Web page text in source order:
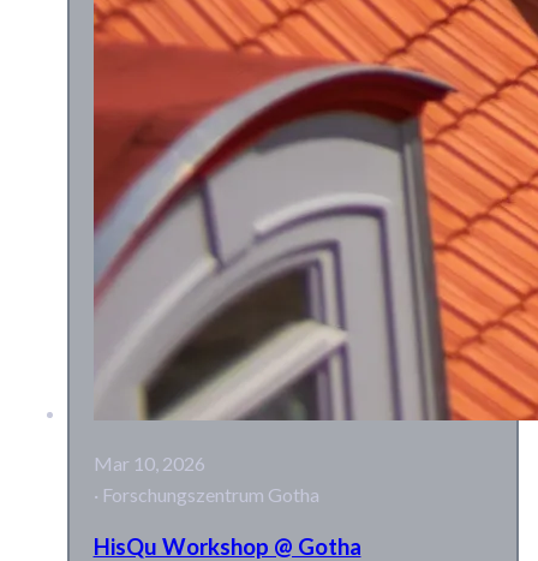
Mar 10, 2026
· Forschungszentrum Gotha
HisQu Workshop @ Gotha